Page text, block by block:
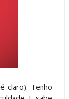
claro). Tenho